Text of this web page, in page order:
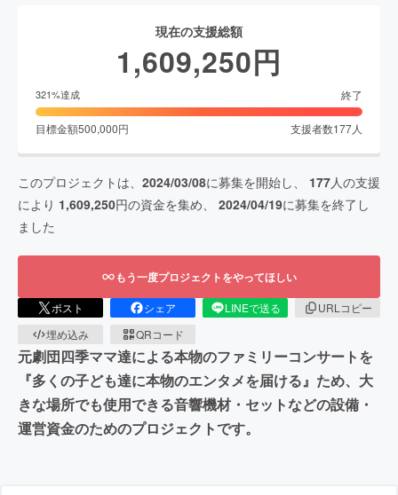
現在の支援総額
1,609,250円
321%達成 終了
目標金額500,000円 支援者数177人
このプロジェクトは、 2024/03/08に募集を開始し、 177人の支援
により 1,609,250円の資金を集め、 2024/04/19に募集を終了し
ました
もう一度プロジェクトをやってほしい
ポスト シェア LINEで送る
URLコピー
埋め込み
QRコード
元劇団四季ママ達による本物のファミリーコンサートを
『多くの子ども達に本物のエンタメを届ける』ため、大
きな場所でも使用できる音響機材・セットなどの設備・
運営資金のためのプロジェクトです。